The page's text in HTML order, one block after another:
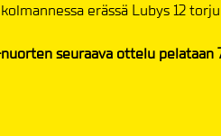
erässä Lubys 12
seuraava ottelu pelataan